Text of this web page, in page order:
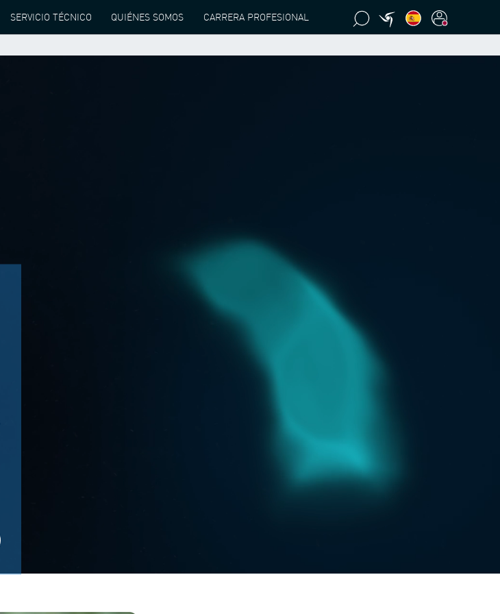
SERVICIO TÉCNICO QUIÉNES SOMOS CARRERA PROFESIONAL